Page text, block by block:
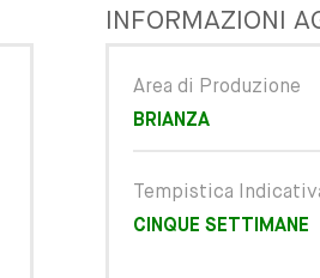
INFORMAZIONI
Area di Produzione
BRIANZA
Tempistica
CINQUE SETTIMANE